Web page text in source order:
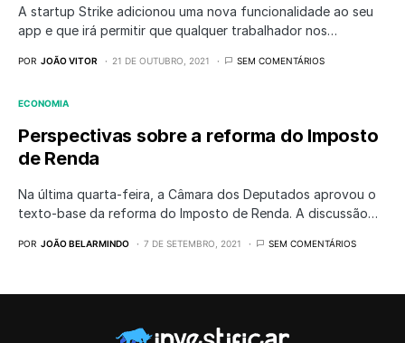
A startup Strike adicionou uma nova funcionalidade ao seu
app e que irá permitir que qualquer trabalhador nos…
POR JOÃO VITOR 21 DE OUTUBRO, 2021 SEM COMENTÁRIOS
ECONOMIA
Perspectivas sobre a reforma do Imposto
de Renda
Na última quarta-feira, a Câmara dos Deputados aprovou o
texto-base da reforma do Imposto de Renda. A discussão…
POR JOÃO BELARMINDO 7 DE SETEMBRO, 2021 SEM COMENTÁRIOS